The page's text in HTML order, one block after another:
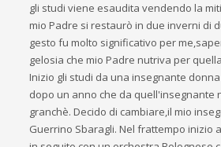
gli studi viene esaudita vendendo la
mio Padre si restaurò in due inverni di
gesto fu molto significativo per
gelosia che mio Padre nutriva per
Inizio gli studi da una insegnante
dopo un anno che da quell'insegnante
granchè. Decido di cambiare,il mio
Guerrino Sbaragli. Nel frattempo inizio